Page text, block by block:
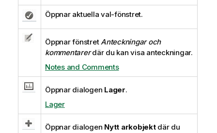
Öppnar aktuella val-fönstret.
Öppnar fönstretAnteckningar och
kommentarerdär du kan visa anteckningar.
Notes and Comments
Öppnar dialogen Lager.
Lager
Öppnar dialogen Nytt arkobjektdär du